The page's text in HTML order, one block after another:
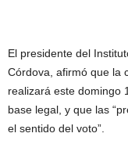
El presidente del
Córdova, afirmó que la
realizará este domingo
base legal, y que las
el sentido del voto”.